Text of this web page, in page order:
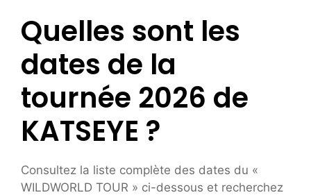
Quelles sont les
dates de la
tournée 2026 de
KATSEYE ?
Consultez la liste complète des dates du «
WILDWORLD TOUR » ci-dessous et recherchez